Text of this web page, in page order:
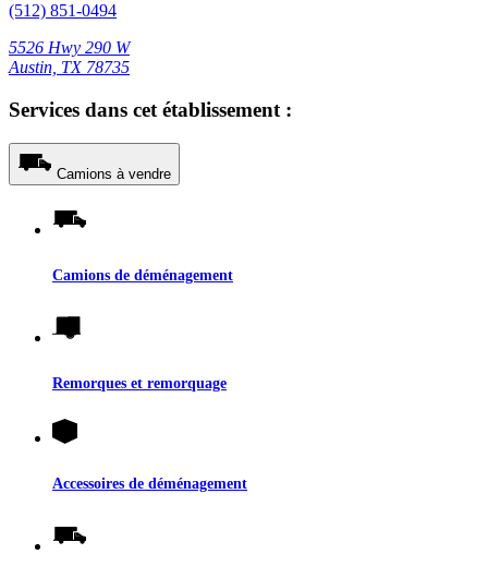
(512) 851-0494
5526 Hwy 290 W
Austin, TX 78735
Services dans cet établissement :
Camions à vendre
Camions de déménagement
Remorques et remorquage
Accessoires de déménagement